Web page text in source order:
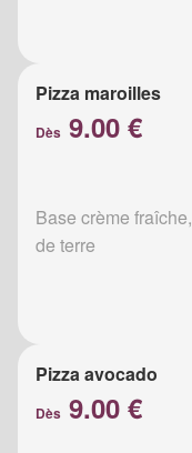
Pizza maroilles
Dès 9.00 €
Base crème
de terre
Pizza avocado
Dès 9.00 €